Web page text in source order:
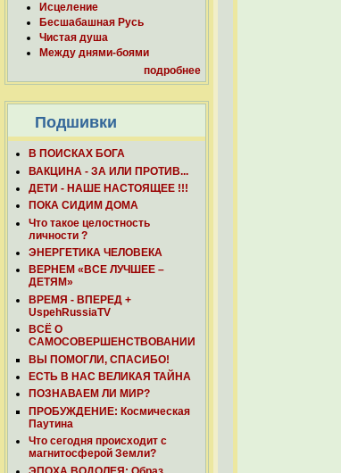
Исцеление
Бесшабашная Русь
Чистая душа
Между днями-боями
подробнее
Подшивки
В ПОИСКАХ БОГА
ВАКЦИНА - ЗА ИЛИ ПРОТИВ...
ДЕТИ - НАШЕ НАСТОЯЩЕЕ !!!
ПОКА СИДИМ ДОМА
Что такое целостность
личности ?
ЭНЕРГЕТИКА ЧЕЛОВЕКА
ВЕРНЕМ «ВСЕ ЛУЧШЕЕ –
ДЕТЯМ»
ВРЕМЯ - ВПЕРЕД +
UspehRussiaTV
ВСЁ О
САМОСОВЕРШЕНСТВОВАНИИ
ВЫ ПОМОГЛИ, СПАСИБО!
ЕСТЬ В НАС ВЕЛИКАЯ ТАЙНА
ПОЗНАВАЕМ ЛИ МИР?
ПРОБУЖДЕНИЕ: Космическая
Паутина
Что сегодня происходит с
магнитосферой Земли?